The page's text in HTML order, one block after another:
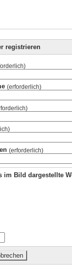
registrieren
(erforderlich)
(erforderlich)
im Bild dargestellte